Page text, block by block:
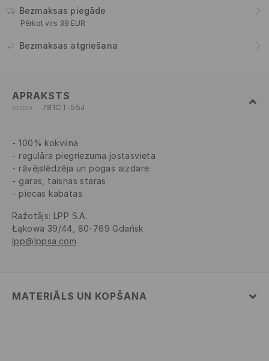
Bezmaksas piegāde
Pērkot virs 39 EUR
Bezmaksas atgriešana
APRAKSTS
Index 781CT-55J
100% kokvilna
regulāra piegriezuma jostasvieta
rāvējslēdzēja un pogas aizdare
garas, taisnas staras
piecas kabatas
Ražotājs: LPP S.A.
Łąkowa 39/44, 80-769 Gdańsk
lpp@lppsa.com
MATERIĀLS UN KOPŠANA